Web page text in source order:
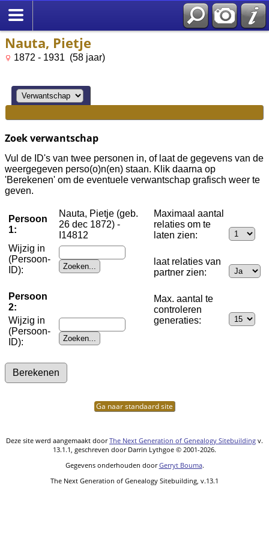
Nauta, Pietje
1872 - 1931 (58 jaar)
Zoek verwantschap
Vul de ID's van twee personen in, of laat de gegevens van de
weergegeven perso(o)n(en) staan. Klik daarna op
'Berekenen' om de eventuele verwantschap grafisch weer te
geven.
Persoon
1:
Nauta, Pietje (geb.
26 dec 1872) -
I14812
Wijzig in
(Persoon-
ID):
Persoon
2:
Wijzig in
(Persoon-
ID):
Maximaal aantal
relaties om te
laten zien:
laat relaties van
partner zien:
Max. aantal te
controleren
generaties:
Ga naar standaard site
Deze site werd aangemaakt doorThe Next Generation of Genealogy Sitebuilding v.
13.1.1, geschreven door Darrin Lythgoe © 2001-2026.
Gegevens onderhouden doorGerryt Bouma.
The Next Generation of Genealogy Sitebuilding, v.13.1